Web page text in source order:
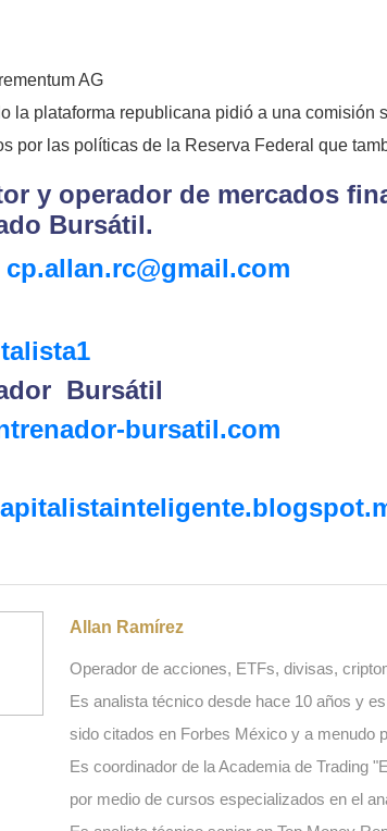
AG
la plataforma republicana pidió a una
por las políticas de la Reserva Federal que
y operador de mercados
Bursátil.
cp.allan.rc@gmail.com
Bursátil
bursatil.com
Allan Ramírez
Operador de acciones, ETFs, divisas,
Es analista técnico desde hace 10 años y
sido citados en Forbes México y a menudo
Es coordinador de la Academia de Trading
por medio de cursos especializados en el